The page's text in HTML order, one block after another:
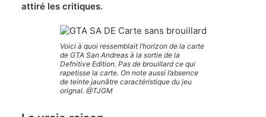
attiré les critiques.
Voici à quoi ressemblait l’horizon de la carte
de GTA San Andreas à la sortie de la
Defnitive Edition. Pas de brouillard ce qui
rapetisse la carte. On note aussi l’absence
de teinte jaunâtre caractéristique du jeu
orignal. @TJGM